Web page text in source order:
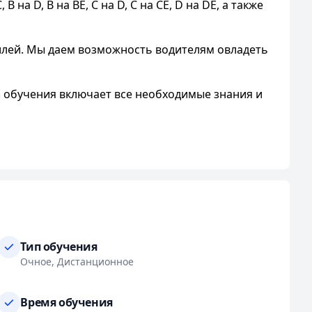
на D, В на ВЕ, С на D, С на СЕ, D на DЕ, а также
Мы даем возможность водителям овладеть
включает все необходимые знания и
вы найдете такие модели, как Логан,
категории «В» и расположены по
также возможность выбора удобного графика
Тип обучения
Очное, Дистанционное
Время обучения